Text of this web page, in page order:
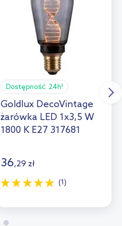
Dostępność: 24h!
Goldlux DecoVintage
żarówka LED 1x3,5 W
1800 K E27 317681
36,29 zł
(1)